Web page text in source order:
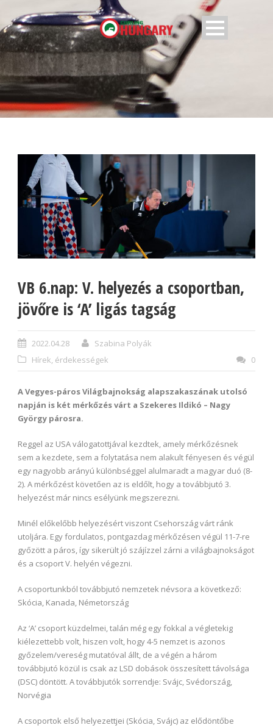
VB 6.nap: V. helyezés a csoportban,
jövőre is ‘A’ ligás tagság
2022.04.28
Szabina Polyák
Hírek, érdekességek
0
A Vegyes-páros Világbajnokság alapszakaszának utolsó
napján is két mérkőzés várt a Szekeres Ildikó – Nagy
György párosra.
Reggel az USA válogatottjával kezdtek, amely mérkőzésnek
sem a kezdete, sem a folytatása nem alakult fényesen és végül
egy nagyobb arányú különbséggel alulmaradt a magyar duó (8-
2). A mérkőzést követően az is eldőlt, hogy a továbbjutó 3.
helyezést már nincs esélyünk megszerezni.
Minél előkelőbb helyezésért viszont Csehország várt ránk
utoljára. Egy fordulatos, pontgazdag mérkőzésen végül 11-7-re
győzött a páros, így sikerült jó szájízzel zárni a világbajnokságot
és a csoport V. helyén végezni.
A csoportunkból továbbjutó nemzetek névsora a következő:
Skócia, Kanada, Németország
Az ‘A’ csoport küzdelmei, talán még egy fokkal a végletekig
kiélezettebb volt, hiszen volt, hogy 4-5 nemzet is azonos
győzelem/vereség mutatóval állt, de a végén a három
továbbjutó közül is csak az LSD dobások összesített távolsága
(DSC) döntött. A továbbjutók sorrendje: Svájc, Svédország,
Norvégia
A csoportok első helyezettjei (Skócia, Svájc) az elődöntőbe